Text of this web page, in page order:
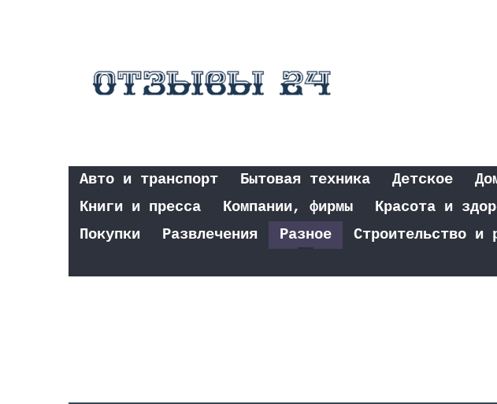
Авто и транспорт Бытовая техника Детское
Книги и пресса
Компании, фирмы Красота и
Покупки
Развлечения Разное Строительство и